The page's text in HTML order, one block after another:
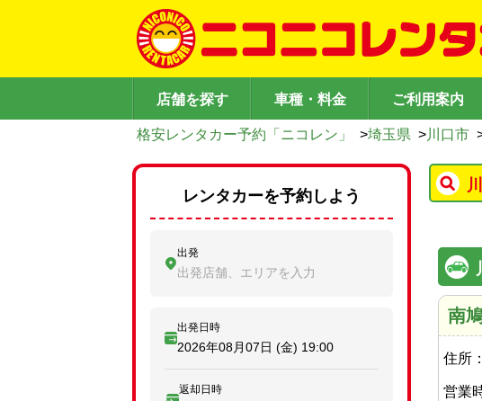
店舗を探す 車種・料金 ご利用案内
格安レンタカー予約「ニコレン」 >埼玉県 >川口市
南
住所：
営業
レンタカーを予約しよう
出発
出発店舗、エリアを入力
出発日時
2026年08月07日 (金) 19:00
返却日時